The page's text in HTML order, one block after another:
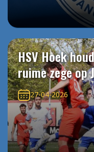
HSV Hoek
ruime zege op
27-04-2026